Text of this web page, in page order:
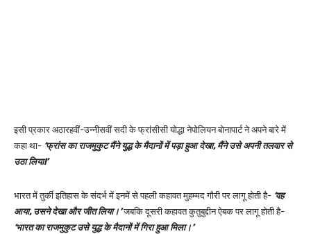
इसी प्रकार अठारहवीं-उन्नीसवीं सदी के फ्रांसीसी योद्धा नेपोलियन बोनापार्ट ने अपने बारे में
कहा था- ‘फ्रांस का राजमुकुट मैंने युद्ध के मैदानों में पड़ा हुआ देखा, मैंने उसे अपनी तलवार से
उठा लिया!’
भारत में तुर्की इतिहास के संदर्भ में इनमें से पहली कहावत मुहम्मद गौरी पर लागू होती है- ‘वह
आया, उसने देखा और जीत लिया।’जबकि दूसरी कहावत कुतुबुद्दीन ऐबक पर लागू होती है-
‘भारत का राजमुकुट उसे युद्ध के मैदानों में गिरा हुआ मिला।’